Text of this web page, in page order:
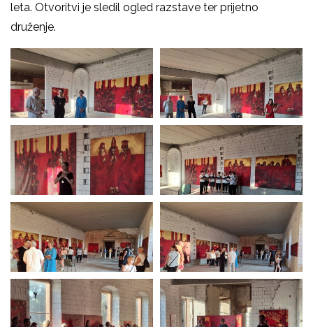
leta. Otvoritvi je sledil ogled razstave ter prijetno
druženje.